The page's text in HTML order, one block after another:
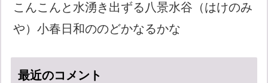
こんこんと水湧き出ずる八景水谷（はけのみ
や）小春日和ののどかなるかな
最近のコメント